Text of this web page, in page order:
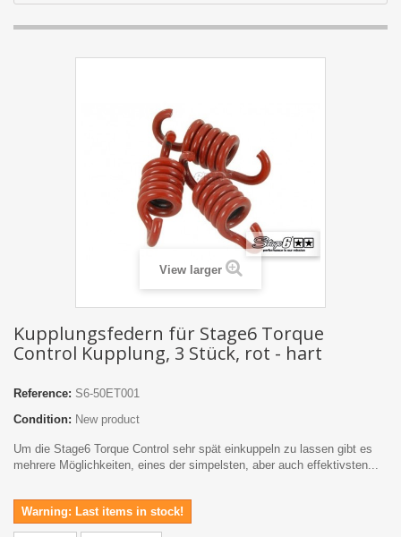
View larger
Kupplungsfedern für Stage6 Torque
Control Kupplung, 3 Stück, rot - hart
Reference: S6-50ET001
Condition: New product
Um die Stage6 Torque Control sehr spät einkuppeln zu lassen gibt es
mehrere Möglichkeiten, eines der simpelsten, aber auch effektivsten...
Warning: Last items in stock!